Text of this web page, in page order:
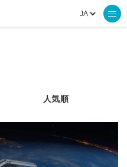
人気順